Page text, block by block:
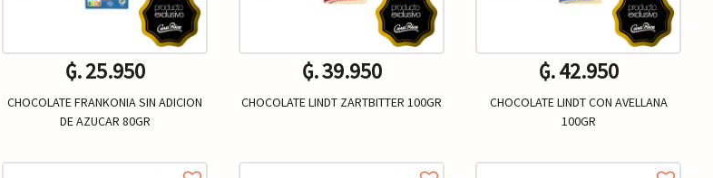
₲. 25.950
CHOCOLATE FRANKONIA SIN ADICION
DE AZUCAR 80GR
₲. 39.950
CHOCOLATE LINDT ZARTBITTER 100GR
₲. 42.950
CHOCOLATE LINDT CON AVELLANA
100GR